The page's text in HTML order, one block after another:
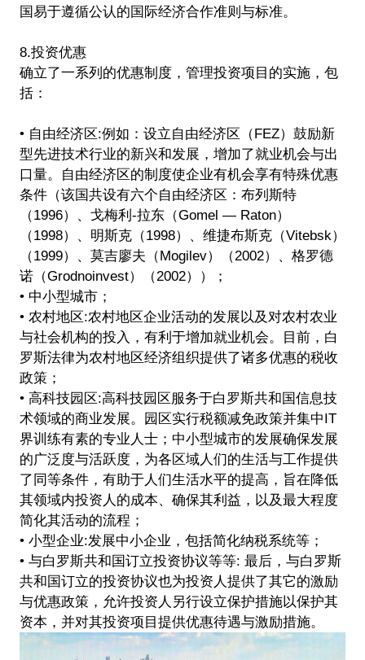
国易于遵循公认的国际经济合作准则与标准。
8.投资优惠
确立了一系列的优惠制度，管理投资项目的实施，包
括：
• 自由经济区:例如：设立自由经济区（FEZ）鼓励新
型先进技术行业的新兴和发展，增加了就业机会与出
口量。自由经济区的制度使企业有机会享有特殊优惠
条件（该国共设有六个自由经济区：布列斯特
（1996）、戈梅利-拉东（Gomel — Raton）
（1998）、明斯克（1998）、维捷布斯克（Vitebsk）
（1999）、莫吉廖夫（Mogilev）（2002）、格罗德
诺（Grodnoinvest）（2002））；
• 中小型城市；
• 农村地区:农村地区企业活动的发展以及对农村农业
与社会机构的投入，有利于增加就业机会。目前，白
罗斯法律为农村地区经济组织提供了诸多优惠的税收
政策；
• 高科技园区:高科技园区服务于白罗斯共和国信息技
术领域的商业发展。园区实行税额减免政策并集中IT
界训练有素的专业人士；中小型城市的发展确保发展
的广泛度与活跃度，为各区域人们的生活与工作提供
了同等条件，有助于人们生活水平的提高，旨在降低
其领域内投资人的成本、确保其利益，以及最大程度
简化其活动的流程；
• 小型企业:发展中小企业，包括简化纳税系统等；
• 与白罗斯共和国订立投资协议等等: 最后，与白罗斯
共和国订立的投资协议也为投资人提供了其它的激励
与优惠政策，允许投资人另行设立保护措施以保护其
资本，并对其投资项目提供优惠待遇与激励措施。